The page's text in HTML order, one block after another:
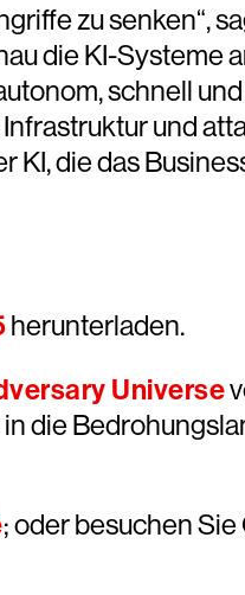
zu senken“,
die KI-Systeme
schnell
und
die das
herunterladen.
Universe
die
; oder besuchen